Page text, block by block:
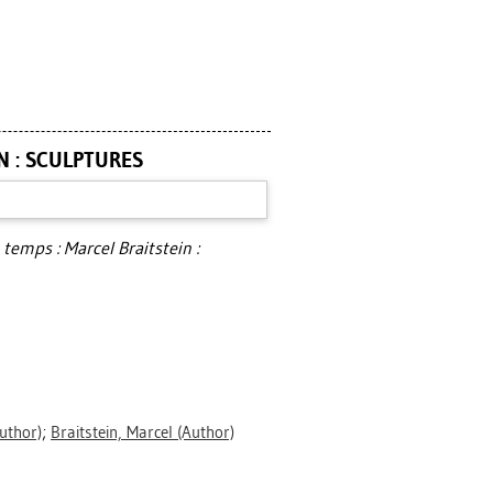
: SCULPTURES
: Marcel Braitstein :
; Braitstein, Marcel (Author)